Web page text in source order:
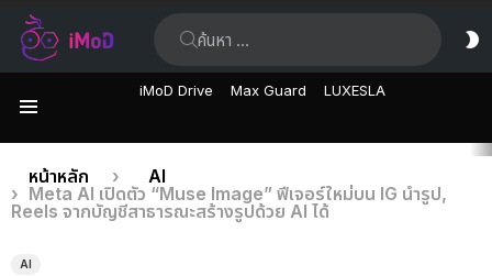
iMoD Drive Max Guard LUXESLA
เรื่อง
ล่าสุด
คุณอยู่ที่นี่:
หน้าหลัก
AI
Meta AI เปิดตัว “Muse Image” ฟีเจอร์ใหม่บน IG นำรูป,
Reels จากบัญชีสาธารณะสร้างรูปด้วย AI ได้
AI